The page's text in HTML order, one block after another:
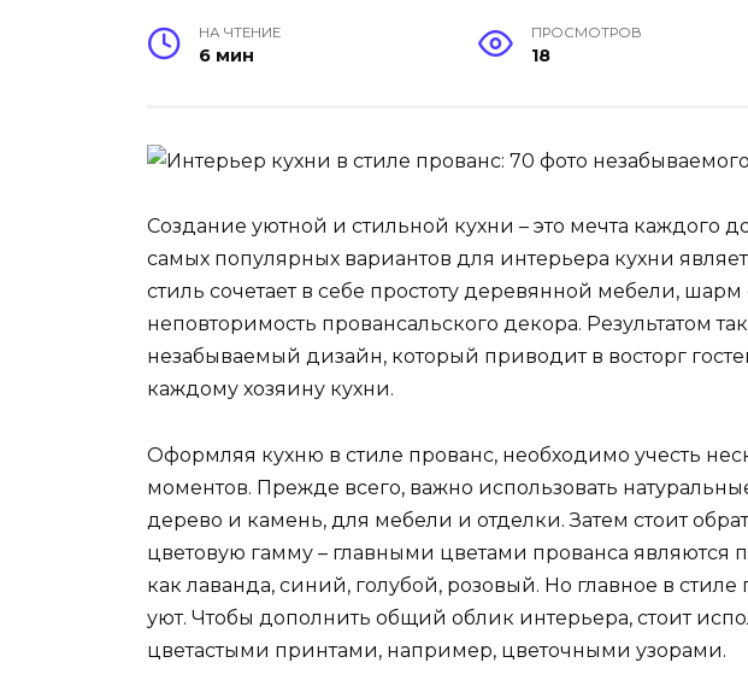
НА ЧТЕНИЕ
6 мин
ПРОСМОТРОВ
18
Создание уютной и стильной кухни – это мечта каждого
самых популярных вариантов для интерьера кухни
стиль сочетает в себе простоту деревянной мебели,
неповторимость провансальского декора. Результатом
незабываемый дизайн, который приводит в восторг
каждому хозяину кухни.
Оформляя кухню в стиле прованс, необходимо учесть
моментов. Прежде всего, важно использовать
дерево и камень, для мебели и отделки. Затем стоит
цветовую гамму – главными цветами прованса являются
как лаванда, синий, голубой, розовый. Но главное в стиле
уют. Чтобы дополнить общий облик интерьера, стоит
цветастыми принтами, например, цветочными узорами.